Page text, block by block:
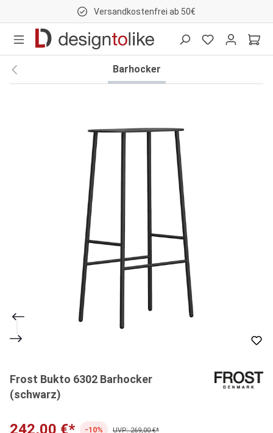
Versandkostenfrei ab 50€
Barhocker
Frost Bukto 6302 Barhocker
(schwarz)
-10%
UVP: 269,00 €*